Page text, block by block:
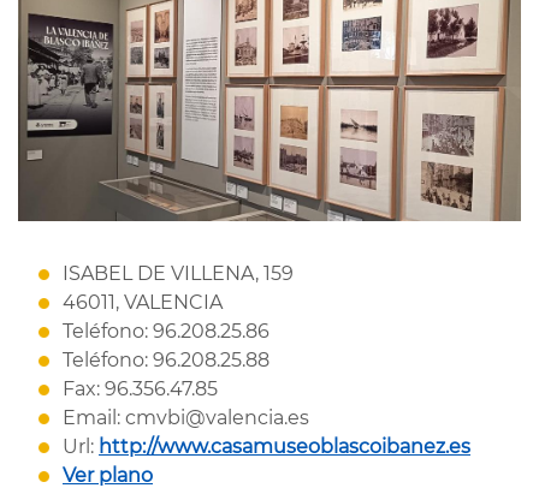
ISABEL DE VILLENA, 159
46011, VALENCIA
Teléfono: 96.208.25.86
Teléfono: 96.208.25.88
Fax: 96.356.47.85
Email: cmvbi@valencia.es
Url: http://www.casamuseoblascoibanez.es
Ver plano